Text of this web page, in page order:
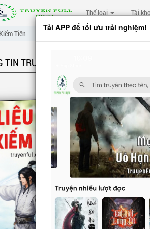
Thể loại Tài
Tiên
TIN TRUYỆN
Năm
trăm
Phủ,
Đế
tử tranh
hạ nổi
Cũng
ẩn
Tải APP để tối ưu trải nghiệm!